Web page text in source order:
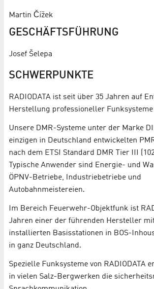
Martin Čížek
GESCHÄFTSFÜHRUNG
Josef Šelepa
SCHWERPUNKTE
RADIODATA ist seit über 35 Jahren auf
Herstellung professioneller
Unsere DMR-Systeme unter der Marke
einzigen in Deutschland entwickelten
nach dem ETSI Standard DMR Tier III
Typische Anwender sind Energie- und
ÖPNV-Betriebe, Industriebetriebe und
Autobahnmeistereien.
Im Bereich Feuerwehr-Objektfunk ist
Jahren einer der führenden Hersteller
installierten Basisstationen in BOS-
in ganz Deutschland.
Spezielle Funksysteme von RADIODATA
in vielen Salz-Bergwerken die